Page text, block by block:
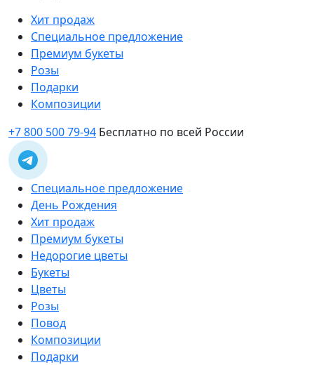
Хит продаж
Специальное предложение
Премиум букеты
Розы
Подарки
Композиции
+7 800 500 79-94 Бесплатно по всей России
Специальное предложение
День Рождения
Хит продаж
Премиум букеты
Недорогие цветы
Букеты
Цветы
Розы
Повод
Композиции
Подарки